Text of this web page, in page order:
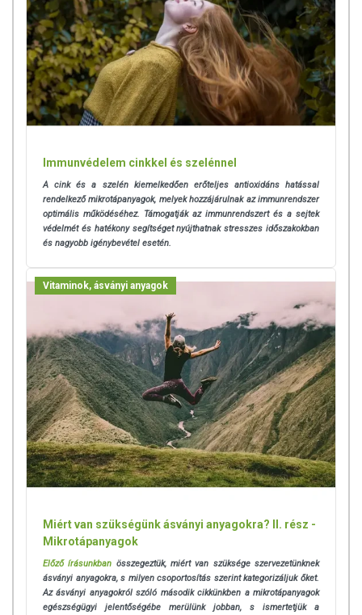
Immunvédelem cinkkel és szelénnel
A cink és a szelén kiemelkedően erőteljes antioxidáns hatással
rendelkező mikrotápanyagok, melyek hozzájárulnak az immunrendszer
optimális működéséhez. Támogatják az immunrendszert és a sejtek
védelmét és hatékony segítséget nyújthatnak stresszes időszakokban
és nagyobb igénybevétel esetén.
Vitaminok, ásványi anyagok
Miért van szükségünk ásványi anyagokra? II. rész -
Mikrotápanyagok
Előző írásunkban összegeztük, miért van szüksége szervezetünknek
ásványi anyagokra, s milyen csoportosítás szerint kategorizáljuk őket.
Az ásványi anyagokról szóló második cikkünkben a mikrotápanyagok
egészségügyi jelentőségébe merülünk jobban, s ismertetjük a